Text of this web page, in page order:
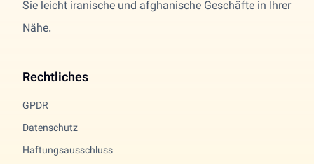
Sie leicht iranische und afghanische Geschäfte in Ihrer
Nähe.
Rechtliches
GPDR
Datenschutz
Haftungsausschluss